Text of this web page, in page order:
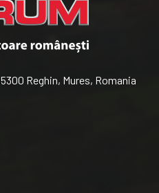
Reghin, Mures, Romania